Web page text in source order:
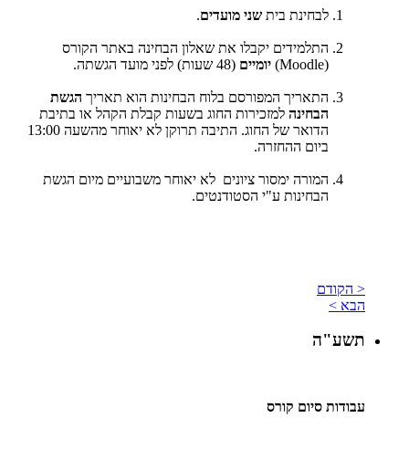
לבחינת בית שני מועדים.
התלמידים יקבלו את שאלון הבחינה באתר הקורס
(
Moodle
) יומיים (48 שעות) לפני מועד הגשתה.
התאריך המפורסם בלוח הבחינות הוא תאריך הגשת
הבחינה למזכירות החוג בשעות קבלת הקהל או בתיבת
הדואר של החוג. התיבה תרוקן לא יאוחר מהשעה 13:00
ביום ההחזרה.
המורה ימסור ציונים לא יאוחר משבועיים מיום הגשת
הבחינות ע"י הסטודנטים.
< הקודם
הבא >
תשע"ה
עבודות סיום קורס